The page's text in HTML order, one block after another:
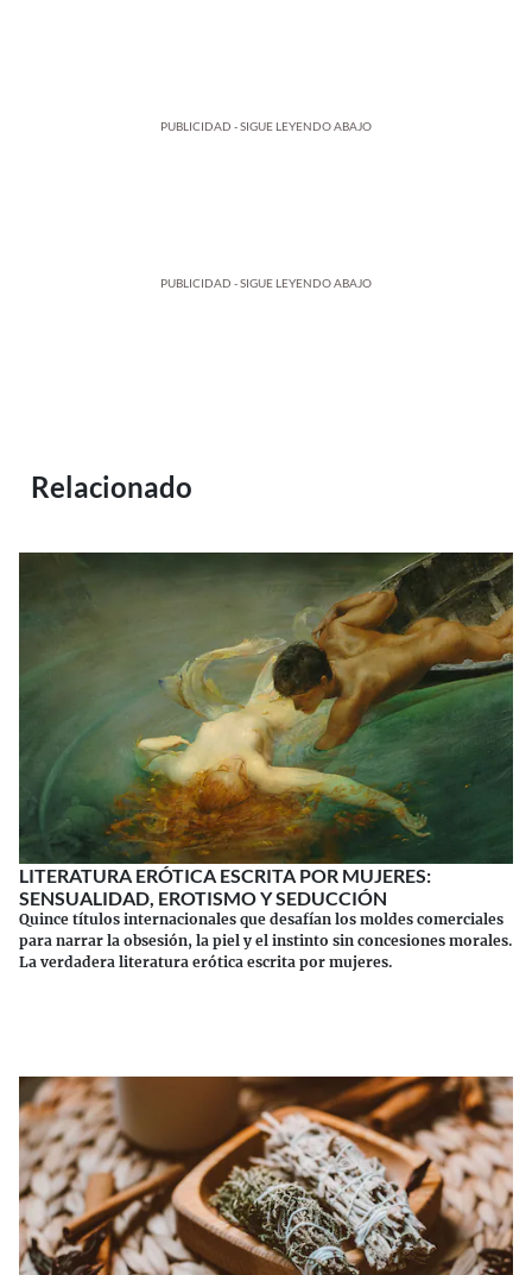
PUBLICIDAD - SIGUE LEYENDO ABAJO
PUBLICIDAD - SIGUE LEYENDO ABAJO
Relacionado
LITERATURA ERÓTICA ESCRITA POR MUJERES:
SENSUALIDAD, EROTISMO Y SEDUCCIÓN
Quince títulos internacionales que desafían los moldes comerciales
para narrar la obsesión, la piel y el instinto sin concesiones morales.
La verdadera literatura erótica escrita por mujeres.